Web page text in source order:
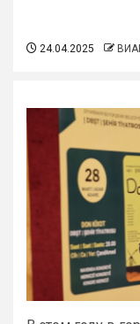
24.04.2025